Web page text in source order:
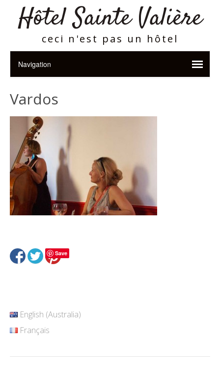
Hôtel Sainte Valière
ceci n'est pas un hôtel
Vardos
Save
English (Australia)
Français